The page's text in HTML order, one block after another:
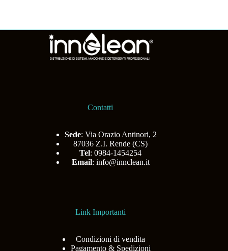
Contatti
Sede: Via Orazio Antinori, 2
87036 Z.I. Rende (CS)
Tel: 0984-1454254
Email: info@innclean.it
Link Importanti
Condizioni di vendita
Pagamento & Spedizioni